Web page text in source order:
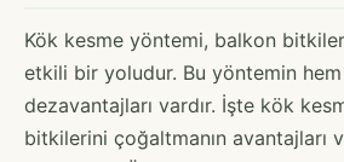
Kök kesme yöntemi, balkon
etkili bir yoludur. Bu yöntemin
dezavantajları vardır. İşte kök
bitkilerini çoğaltmanın avantajları